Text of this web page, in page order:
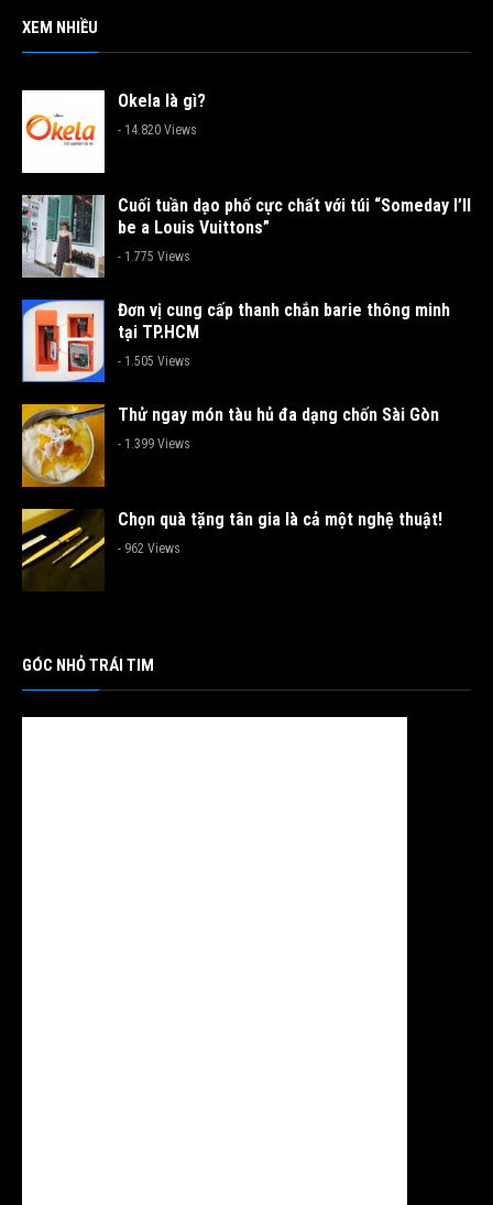
XEM NHIỀU
Okela là gì?
- 14.820 Views
Cuối tuần dạo phố cực chất với túi “Someday I’ll
be a Louis Vuittons”
- 1.775 Views
Đơn vị cung cấp thanh chắn barie thông minh
tại TP.HCM
- 1.505 Views
Thử ngay món tàu hủ đa dạng chốn Sài Gòn
- 1.399 Views
Chọn quà tặng tân gia là cả một nghệ thuật!
- 962 Views
GÓC NHỎ TRÁI TIM